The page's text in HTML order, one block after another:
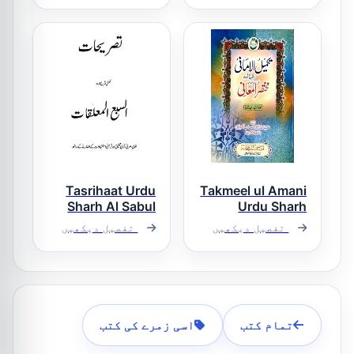
اردو شرح ھدایہ
جلد 1
حسامی
Takmeel ul Amani
Urdu Sharh
Mukhtasar ul
Maani تکمیل
الامانی اردو
شرح مختصر
المعانی
تفصیل دیکھیں
Tasrihaat Urdu
Sharh Al Sabul
Muallaqat
تصریحات اردو
شرح سبع
المعلقات
تفصیل دیکھیں
تمام کتب اسی زمرے کی کتب